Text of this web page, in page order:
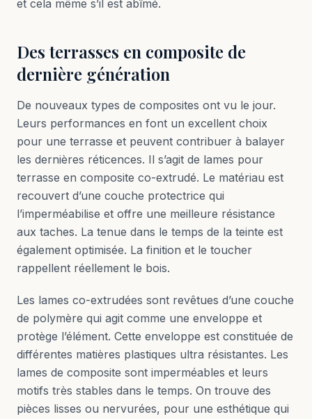
et cela même s’il est abîmé.
Des terrasses en composite de
dernière génération
De nouveaux types de composites ont vu le jour.
Leurs performances en font un excellent choix
pour une terrasse et peuvent contribuer à balayer
les dernières réticences. Il s’agit de lames pour
terrasse en composite co-extrudé. Le matériau est
recouvert d’une couche protectrice qui
l’imperméabilise et offre une meilleure résistance
aux taches. La tenue dans le temps de la teinte est
également optimisée. La finition et le toucher
rappellent réellement le bois.
Les lames co-extrudées sont revêtues d’une couche
de polymère qui agit comme une enveloppe et
protège l’élément. Cette enveloppe est constituée de
différentes matières plastiques ultra résistantes. Les
lames de composite sont imperméables et leurs
motifs très stables dans le temps. On trouve des
pièces lisses ou nervurées, pour une esthétique qui